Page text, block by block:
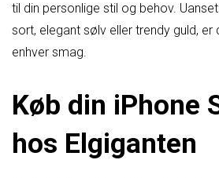
til din personlige stil og behov.
sort, elegant sølv eller trendy guld, er
enhver smag.
Køb din iPhone
hos Elgiganten